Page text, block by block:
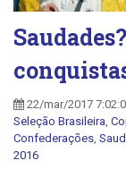
22/mar/2017
Seleção Brasileira
Confederações
2016